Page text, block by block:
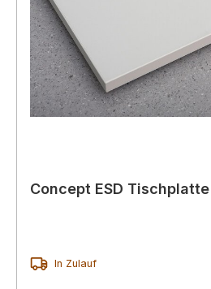
Concept ESD
In Zulauf